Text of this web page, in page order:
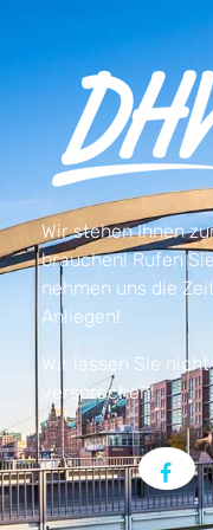
Wir stehen Ihnen
brauchen! Rufen
nehmen uns die
Anliegen!
Wir lassen Sie
versprochen!